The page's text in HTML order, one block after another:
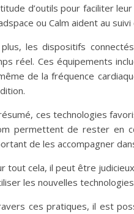
d’outils pour faciliter
ou Calm aident au
les dispositifs
réel. Ces équipements
de la fréquence
ces technologies
permettent de rester en
de les accompagner
tout cela, il peut être
les nouvelles
ces pratiques, il est